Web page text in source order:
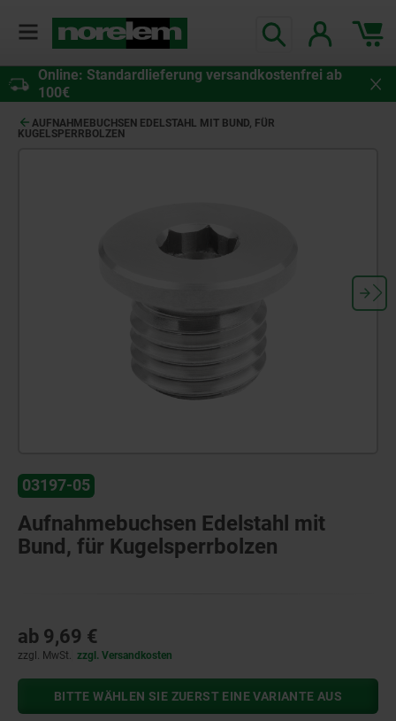
Online: Standardlieferung versandkostenfrei ab
100€
AUFNAHMEBUCHSEN EDELSTAHL MIT BUND, FÜR
KUGELSPERRBOLZEN
03197-05
Aufnahmebuchsen Edelstahl mit
Bund, für Kugelsperrbolzen
ab 9,69 €
zzgl. MwSt. zzgl. Versandkosten
BITTE WÄHLEN SIE ZUERST EINE VARIANTE AUS